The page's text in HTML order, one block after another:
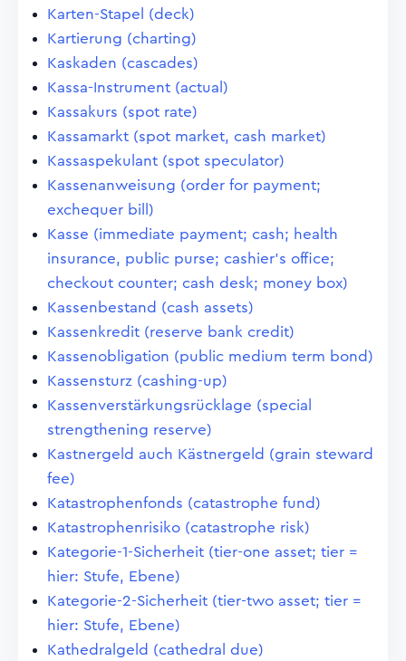
Karten-Stapel (deck)
Kartierung (charting)
Kaskaden (cascades)
Kassa-Instrument (actual)
Kassakurs (spot rate)
Kassamarkt (spot market, cash market)
Kassaspekulant (spot speculator)
Kassenanweisung (order for payment;
exchequer bill)
Kasse (immediate payment; cash; health
insurance, public purse; cashier's office;
checkout counter; cash desk; money box)
Kassenbestand (cash assets)
Kassenkredit (reserve bank credit)
Kassenobligation (public medium term bond)
Kassensturz (cashing-up)
Kassenverstärkungsrücklage (special
strengthening reserve)
Kastnergeld auch Kästnergeld (grain steward
fee)
Katastrophenfonds (catastrophe fund)
Katastrophenrisiko (catastrophe risk)
Kategorie-1-Sicherheit (tier-one asset; tier =
hier: Stufe, Ebene)
Kategorie-2-Sicherheit (tier-two asset; tier =
hier: Stufe, Ebene)
Kathedralgeld (cathedral due)